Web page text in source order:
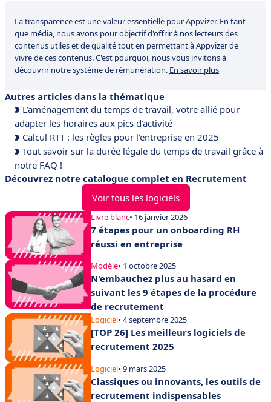
La transparence est une valeur essentielle pour Appvizer. En tant
que média, nous avons pour objectif d'offrir à nos lecteurs des
contenus utiles et de qualité tout en permettant à Appvizer de
vivre de ces contenus. C'est pourquoi, nous vous invitons à
découvrir notre système de rémunération. En savoir plus
Autres articles dans la thématique
L’aménagement du temps de travail, votre allié pour
adapter les horaires aux pics d’activité
Calcul RTT : les règles pour l’entreprise en 2025
Tout savoir sur la durée légale du temps de travail grâce à
notre FAQ !
Découvrez notre catalogue complet en Recrutement
Voir tous les logiciels
Livre blanc• 16 janvier 2026
7 étapes pour un onboarding RH
réussi en entreprise
Modèle• 1 octobre 2025
N'embauchez plus au hasard en
suivant les 9 étapes de la procédure
de recrutement
Logiciel• 4 septembre 2025
[TOP 26] Les meilleurs logiciels de
recrutement 2025
Logiciel• 9 mars 2025
Classiques ou innovants, les outils de
recrutement indispensables